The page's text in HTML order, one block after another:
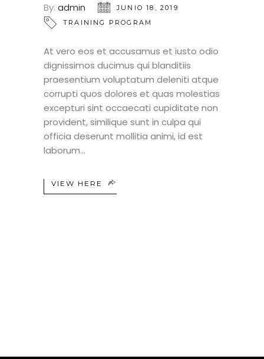
By: admin
JUNIO 18, 2019
TRAINING PROGRAM
At vero eos et accusamus et iusto odio
dignissimos ducimus qui blanditiis
praesentium voluptatum deleniti atque
corrupti quos dolores et quas molestias
excepturi sint occaecati cupiditate non
provident, similique sunt in culpa qui
officia deserunt mollitia animi, id est
laborum
VIEW HERE